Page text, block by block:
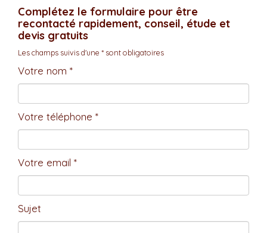
Complétez le formulaire pour être
recontacté rapidement, conseil, étude et
devis gratuits
Les champs suivis d'une * sont obligatoires
Votre nom *
Votre téléphone *
Votre email *
Sujet